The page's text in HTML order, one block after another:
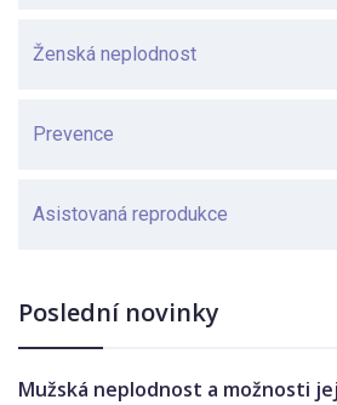
Ženská neplodnost
Prevence
Asistovaná reprodukce
Poslední novinky
Mužská neplodnost a možnosti